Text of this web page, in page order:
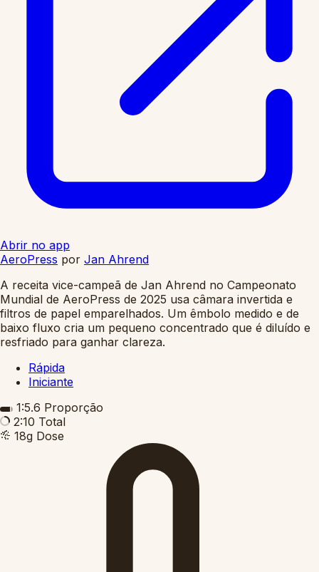
Abrir no app
AeroPress por Jan Ahrend
A receita vice-campeã de Jan Ahrend no Campeonato
Mundial de AeroPress de 2025 usa câmara invertida e
filtros de papel emparelhados. Um êmbolo medido e de
baixo fluxo cria um pequeno concentrado que é diluído e
resfriado para ganhar clareza.
Rápida
Iniciante
1:5.6 Proporção
2:10 Total
18g Dose